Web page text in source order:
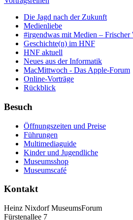
Die Jagd nach der Zukunft
Medienliebe
#irgendwas mit Medien –
Geschichte(n) im HNF
HNF aktuell
Neues aus der Informatik
MacMittwoch - Das Apple-Forum
Online-Vorträge
Rückblick
Besuch
Öffnungszeiten und Preise
Führungen
Multimediaguide
Kinder und Jugendliche
Museumsshop
Museumscafé
Kontakt
Heinz Nixdorf MuseumsForum
Fürstenallee 7